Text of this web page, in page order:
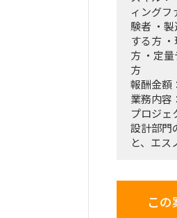
ィングフ
験者 ・
する方
方 ・定
方
報酬金額
業務内容
プロジェ
設計部門
と、エ
抽出し
効果、
こ